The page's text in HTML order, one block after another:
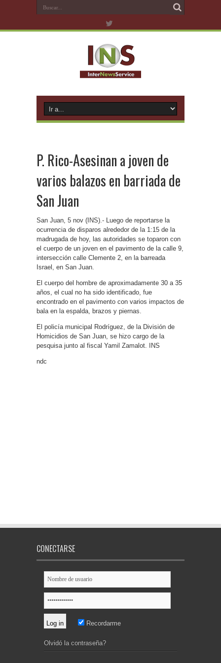
P. Rico-Asesinan a joven de
varios balazos en barriada de
San Juan
San Juan, 5 nov (INS).- Luego de reportarse la
ocurrencia de disparos alrededor de la 1:15 de la
madrugada de hoy, las autoridades se toparon con
el cuerpo de un joven en el pavimento de la calle 9,
intersección calle Clemente 2, en la barreada
Israel, en San Juan.
El cuerpo del hombre de aproximadamente 30 a 35
años, el cual no ha sido identificado, fue
encontrado en el pavimento con varios impactos de
bala en la espalda, brazos y piernas.
El policía municipal Rodríguez, de la División de
Homicidios de San Juan, se hizo cargo de la
pesquisa junto al fiscal Yamil Zamalot. INS
ndc
CONECTARSE
Recordarme
Olvidó la contraseña?